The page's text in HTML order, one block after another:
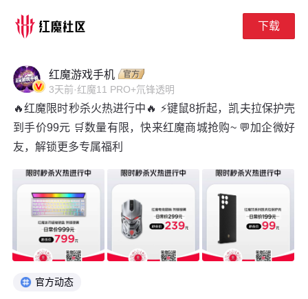
下载
红魔游戏手机
3天前·红魔11 PRO+氘锋透明
🔥红魔限时秒杀火热进行中🔥 ⚡键鼠8折起，凯夫拉保护壳
到手价99元 🛒数量有限，快来红魔商城抢购~ 💬加企微好
友，解锁更多专属福利
官方动态